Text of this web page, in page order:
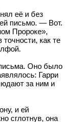
её и без
письмо. — Вот.
Пророке»,
как те
Оно было
Гарри
за ним и
и ей
сглотнув, она